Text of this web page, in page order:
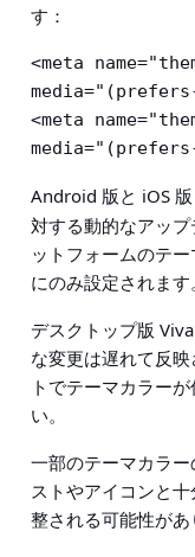
す：
<meta
<meta
Android 版と iOS 版
対する動的なアッ
ットフォームのテ
にのみ設定されます。
デスクトップ版
な変更は遅れて反
トでテーマカラー
い。
一部のテーマカラ
ストやアイコンと
整される可能性があ